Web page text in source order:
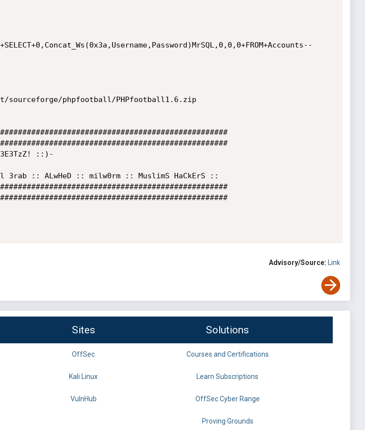
phpfootball/PHPfootball1.6.zip
Advisory/Source: Link
Sites Solutions
OffSec Courses and Certifications
Kali Linux Learn Subscriptions
VulnHub OffSec Cyber Range
Proving Grounds